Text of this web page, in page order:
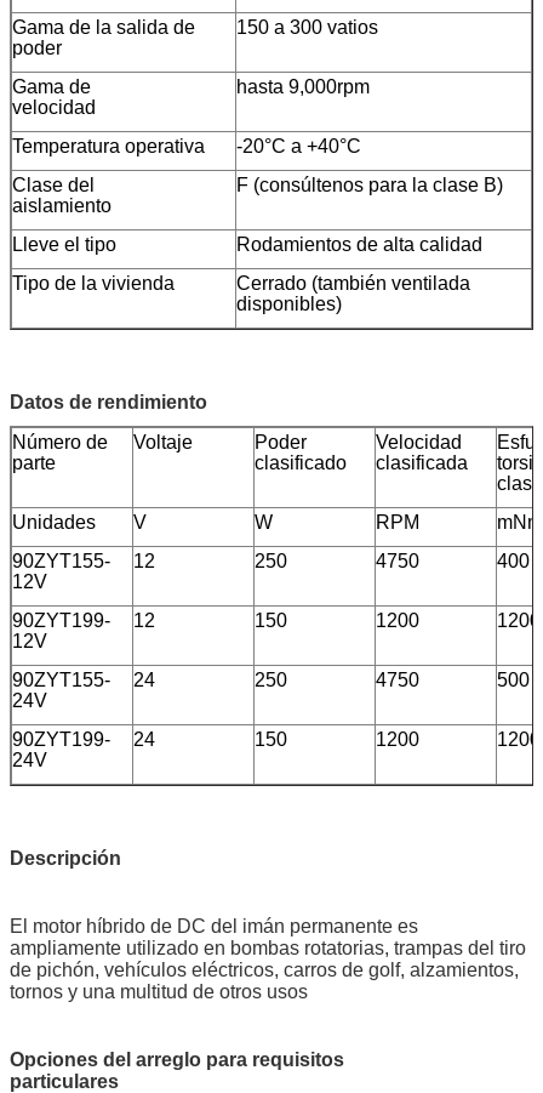
Gama de la salida de
poder
150 a 300 vatios
Gama de
velocidad
hasta 9,000rpm
Temperatura operativa
-20°C a +40°C
Clase del
aislamiento
F (consúltenos para la clase B)
Lleve el tipo
Rodamientos de alta calidad
Tipo de la vivienda
Cerrado (también ventilada
disponibles)
Datos de rendimiento
Número de
parte
Voltaje
Poder
clasificado
Velocidad
clasificada
Unidades
V W RPM
mNm
90ZYT155-
12V
12 250 4750 400
90ZYT199-
12V
12 150 1200 1200
90ZYT155-
24V
24 250 4750 500
90ZYT199-
24V
24 150 1200 1200
Descripción
El motor híbrido de DC del imán permanente es
ampliamente utilizado en bombas rotatorias, trampas del tiro
de pichón, vehículos eléctricos, carros de golf, alzamientos,
tornos y una multitud de otros usos
Opciones del arreglo para requisitos
particulares